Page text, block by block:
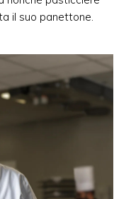
il suo panettone.